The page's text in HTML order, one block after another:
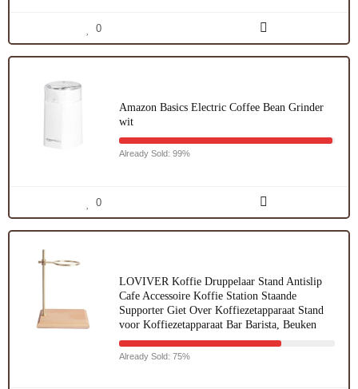
0
Amazon Basics Electric Coffee Bean Grinder
wit
Already Sold: 99%
0
LOVIVER Koffie Druppelaar Stand Antislip
Cafe Accessoire Koffie Station Staande
Supporter Giet Over Koffiezetapparaat Stand
voor Koffiezetapparaat Bar Barista, Beuken
Already Sold: 75%